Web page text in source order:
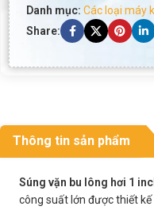
Danh mục: Các loại máy
Share:
Thông tin sản phẩm
Súng vặn bu lông hơi 1
công suất lớn được thiết